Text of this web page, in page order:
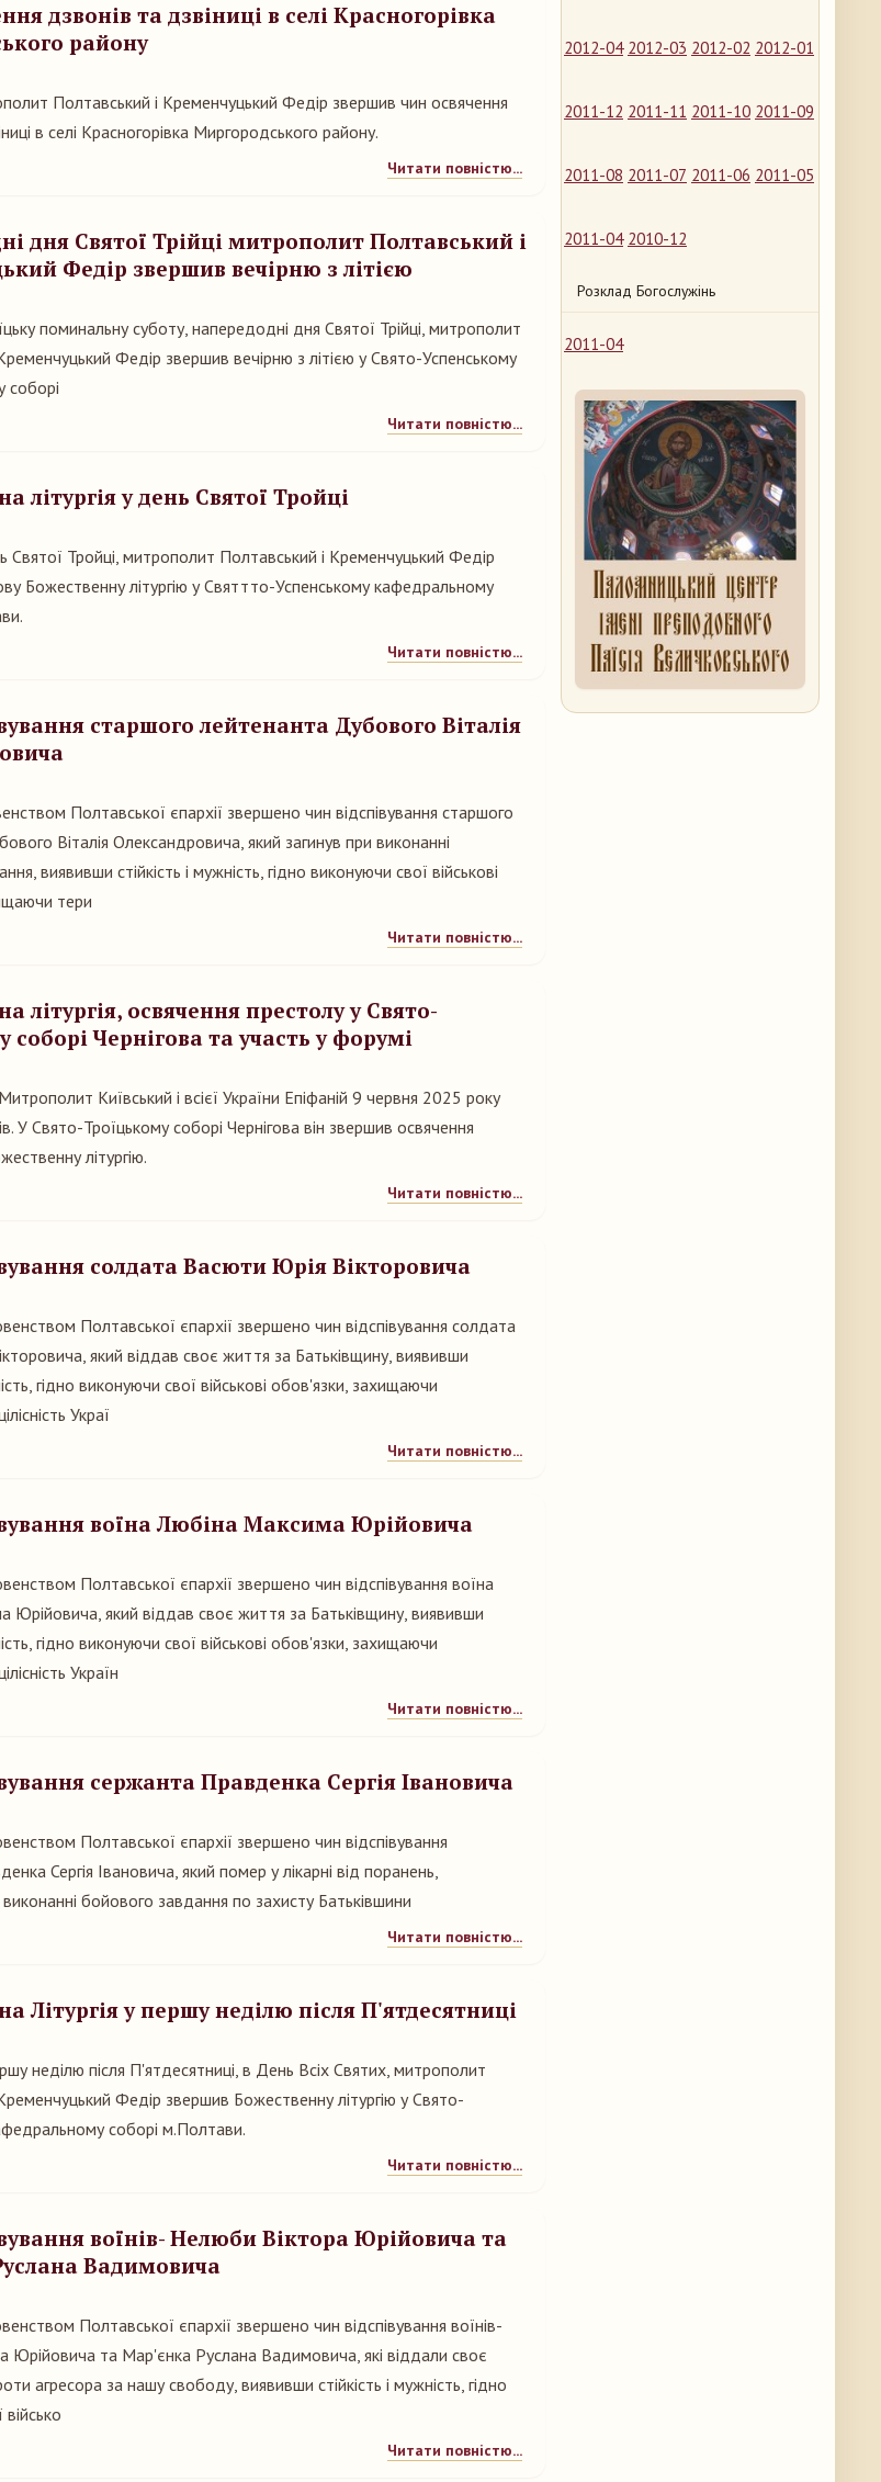
2012-04 2012-03 2012-02 2012-01
2011-12 2011-11 2011-10 2011-09
2011-08 2011-07 2011-06 2011-05
2011-04 2010-12
Розклад Богослужінь
2011-04
дзвонів та дзвіниці в селі Красногорівка
району
Полтавський і Кременчуцький Федір звершив чин освячення
в селі Красногорівка Миргородського району.
Читати повністю...
дня Святої Трійці митрополит Полтавський і
Федір звершив вечірню з літією
поминальну суботу, напередодні дня Святої Трійці, митрополит
Федір звершив вечірню з літією у Свято-Успенському
соборі
Читати повністю...
літургія у день Святої Тройці
Святої Тройці, митрополит Полтавський і Кременчуцький Федір
Божественну літургію у Святтто-Успенському кафедральному
Читати повністю...
старшого лейтенанта Дубового Віталія
Полтавської єпархії звершено чин відспівування старшого
Віталія Олександровича, який загинув при виконанні
виявивши стійкість і мужність, гідно виконуючи свої військові
тери
Читати повністю...
літургія, освячення престолу у Свято-
соборі Чернігова та участь у форумі
Київський і всієї України Епіфаній 9 червня 2025 року
У Свято-Троїцькому соборі Чернігова він звершив освячення
літургію.
Читати повністю...
солдата Васюти Юрія Вікторовича
Полтавської єпархії звершено чин відспівування солдата
який віддав своє життя за Батьківщину, виявивши
гідно виконуючи свої військові обов'язки, захищаючи
Украї
Читати повністю...
воїна Любіна Максима Юрійовича
Полтавської єпархії звершено чин відспівування воїна
Юрійовича, який віддав своє життя за Батьківщину, виявивши
гідно виконуючи свої військові обов'язки, захищаючи
Україн
Читати повністю...
сержанта Правденка Сергія Івановича
Полтавської єпархії звершено чин відспівування
Сергія Івановича, який помер у лікарні від поранень,
бойового завдання по захисту Батьківшини
Читати повністю...
Літургія у першу неділю після П'ятдесятниці
неділю після П'ятдесятниці, в День Всіх Святих, митрополит
Федір звершив Божественну літургію у Свято-
соборі м.Полтави.
Читати повністю...
воїнів- Нелюби Віктора Юрійовича та
Вадимовича
Полтавської єпархії звершено чин відспівування воїнів-
Юрійовича та Мар'єнка Руслана Вадимовича, які віддали своє
агресора за нашу свободу, виявивши стійкість і мужність, гідно
Читати повністю...